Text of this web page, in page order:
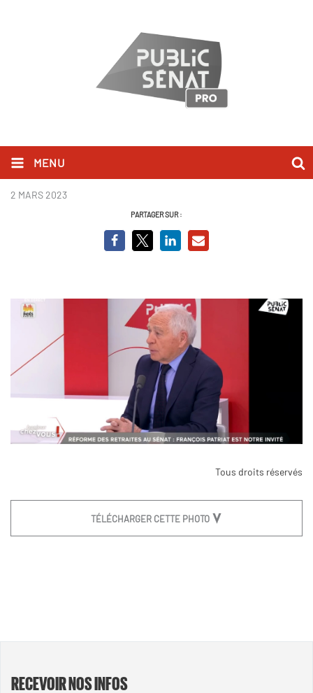
MENU
François Patriat.jpg
2 MARS 2023
PARTAGER SUR :
Tous droits réservés
TÉLÉCHARGER CETTE PHOTO
RECEVOIR NOS INFOS